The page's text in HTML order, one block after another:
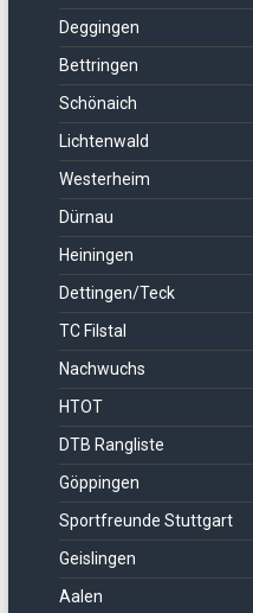
Deggingen
Bettringen
Schönaich
Lichtenwald
Westerheim
Dürnau
Heiningen
Dettingen/Teck
TC Filstal
Nachwuchs
HTOT
DTB Rangliste
Göppingen
Sportfreunde Stuttgart
Geislingen
Aalen